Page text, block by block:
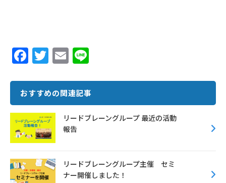
F
e
b
o
o
k
T
it
te
r
E
ai
l
e
おすすめの関連記事
リードブレーングループ 最近の活動
報告
リードブレーングループ主催 セミ
ナー開催しました！